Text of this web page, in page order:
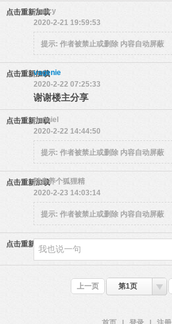
点击重新加载
zhaicy
2020-2-21 19:59:53
提示: 作者被禁止或删除 内容自动屏蔽
点击重新加载
vagenie
2020-2-22 07:25:33
谢谢楼主分享
点击重新加载
danniel
2020-2-22 14:44:50
提示: 作者被禁止或删除 内容自动屏蔽
点击重新加载随身养个狐狸精
2020-2-23 14:03:14
提示: 作者被禁止或删除 内容自动屏蔽
点击重新加载
上一页 第1页